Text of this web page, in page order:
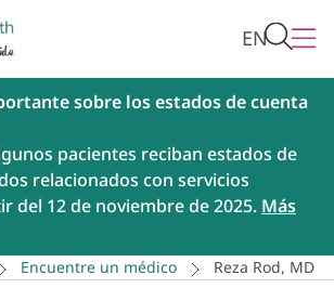
EN
sobre los estados de cuenta
pacientes reciban estados de
relacionados con servicios
del 12 de noviembre de 2025. Más
Encuentre un médico Reza Rod, MD